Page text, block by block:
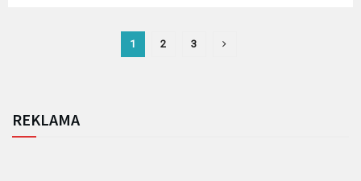
1 2 3
REKLAMA